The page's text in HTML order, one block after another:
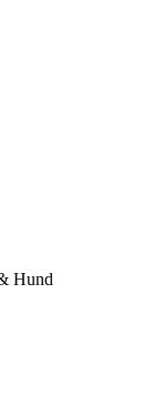
Hund